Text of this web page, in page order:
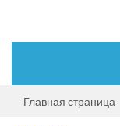
Главная страница